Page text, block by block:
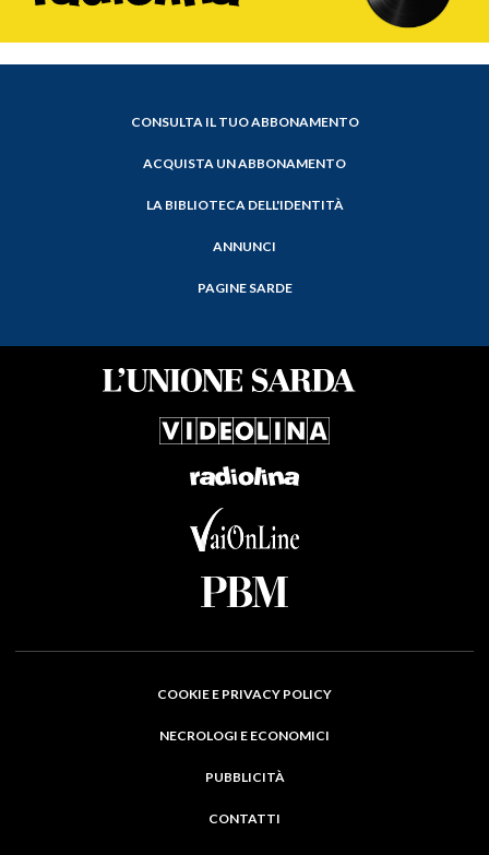
CONSULTA IL TUO ABBONAMENTO
ACQUISTA UN ABBONAMENTO
LA BIBLIOTECA DELL'IDENTITÀ
ANNUNCI
PAGINE SARDE
COOKIE E PRIVACY POLICY
NECROLOGI E ECONOMICI
PUBBLICITÀ
CONTATTI